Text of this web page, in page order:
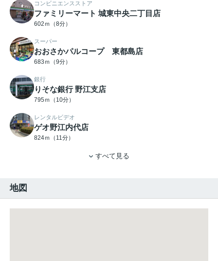
コンビニエンスストア
ファミリーマート 城東中央二丁目店
602ｍ（8分）
スーパー
おおさかパルコープ 東都島店
683ｍ（9分）
銀行
りそな銀行 野江支店
795ｍ（10分）
レンタルビデオ
ゲオ野江内代店
824ｍ（11分）
すべて見る
地図